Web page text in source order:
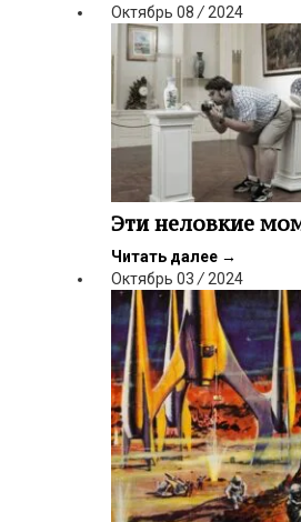
Октябрь 08 / 2024
Эти неловкие
Читать далее →
Октябрь 03 / 2024